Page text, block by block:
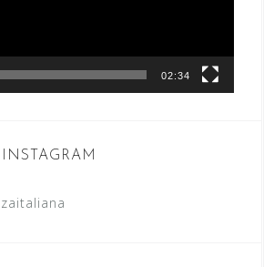
02:34